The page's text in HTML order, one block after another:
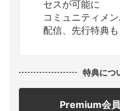
セスが可能に
コミュニティメ
配信、先行特典も
特典につ
Premium会